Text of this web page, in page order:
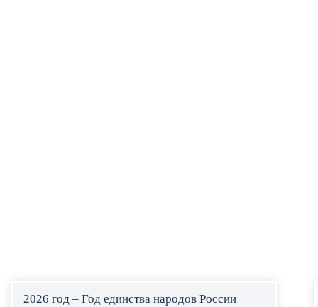
2026 год – Год единства народов России